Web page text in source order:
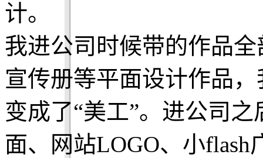
计。
我进公司时候带的作品
宣传册等平面设计作品
变成了“美工”。进公司
面、网站LOGO、小flash